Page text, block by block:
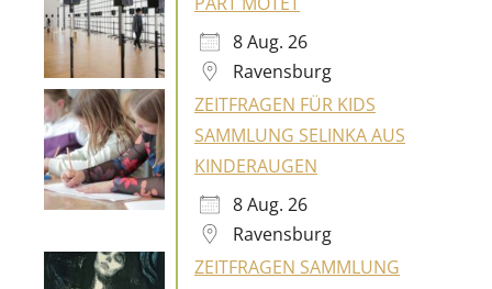
ZEITFRAGEN FÜR KIDS
SAMMLUNG SELINKA AUS
KINDERAUGEN
8 Aug. 26
Ravensburg
ZEITFRAGEN SAMMLUNG
TRIFFT GEGENWART
8 Aug. 26
Ravensburg